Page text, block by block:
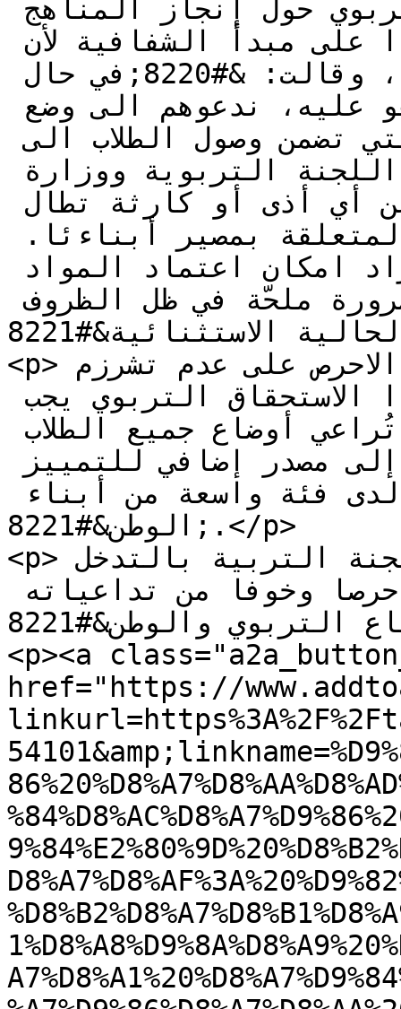
الخطط البديلة الآمنة التي تضمن وصول الطلاب الى
الاختيارية لانها أصبحت ضرورة ملحّة في ظل الظروف
الحالية الاستثنائية&#8221;.</p>
<p>أضافت: &#8220;كنا دائما الاحرص على عدم تشرزم
الوطن&#8221;.</p>
<p>وختمت: &#8220;طالبنا أيضا لجنة التربية بالتدخل
على القطاع التربوي والوطن&#8221;.</p>
<p><a
href="https://